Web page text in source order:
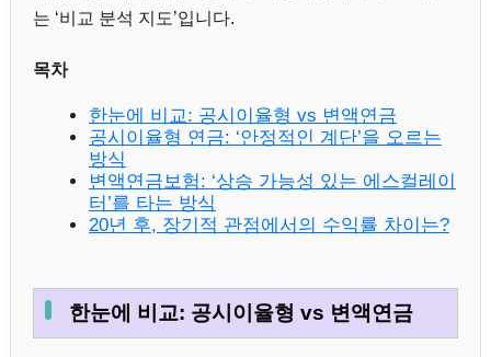
는 ‘비교 분석 지도’입니다.
목차
한눈에 비교: 공시이율형 vs 변액연금
공시이율형 연금: ‘안정적인 계단’을 오르는
방식
변액연금보험: ‘상승 가능성 있는 에스컬레이
터’를 타는 방식
20년 후, 장기적 관점에서의 수익률 차이는?
한눈에 비교: 공시이율형 vs 변액연금